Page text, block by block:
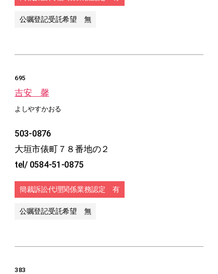
公嘱登記受託希望 無
695
吉安 馨
よしやすかおる
503-0876
大垣市俵町７８番地の２
tel/ 0584-51-0875
簡裁訴訟代理関係業務認定 有
公嘱登記受託希望 無
383